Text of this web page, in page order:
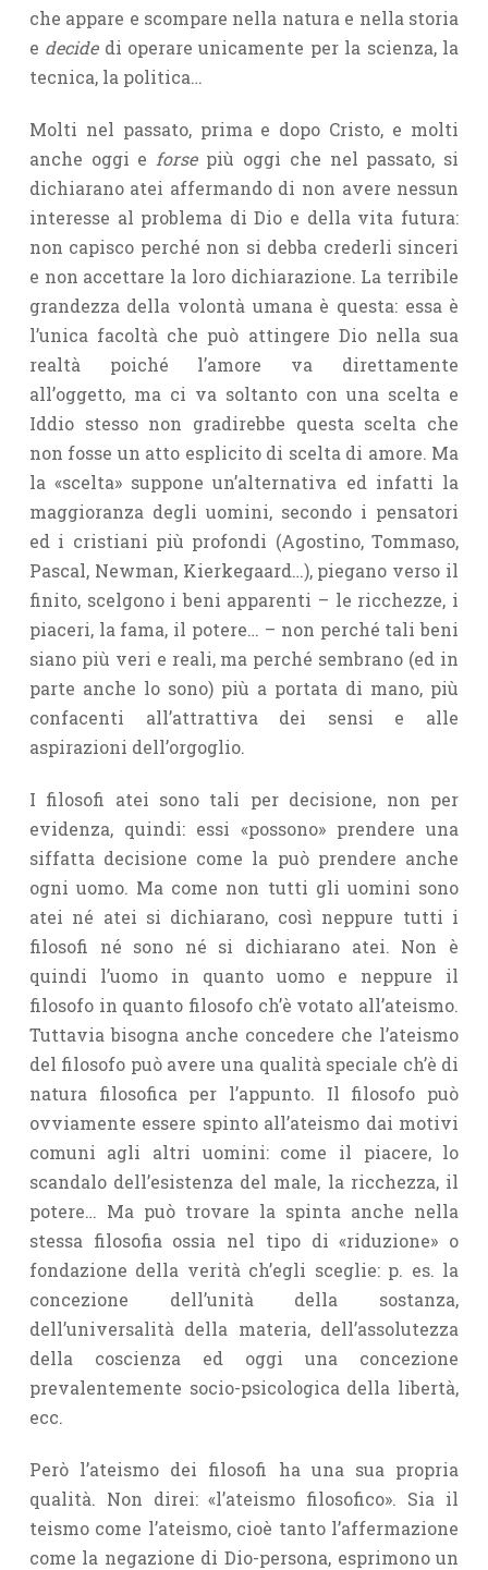
che appare e scompare nella natura e nella storia
e decidedi operare unicamente per la scienza, la
tecnica, la politica…
Molti nel passato, prima e dopo Cristo, e molti
anche oggi e forsepiù oggi che nel passato, si
dichiarano atei affermando di non avere nessun
interesse al problema di Dio e della vita futura:
non capisco perché non si debba crederli sinceri
e non accettare la loro dichiarazione. La terribile
grandezza della volontà umana è questa: essa è
l’unica facoltà che può attingere Dio nella sua
realtà poiché l’amore va direttamente
all’oggetto, ma ci va soltanto con una scelta e
Iddio stesso non gradirebbe questa scelta che
non fosse un atto esplicito di scelta di amore. Ma
la «scelta» suppone un’alternativa ed infatti la
maggioranza degli uomini, secondo i pensatori
ed i cristiani più profondi (Agostino, Tommaso,
Pascal, New­man, Kierkegaard…), piegano verso il
finito, scelgono i beni apparenti – le ricchezze, i
piaceri, la fama, il potere… – non perché tali beni
siano più veri e reali, ma perché sembrano (ed in
parte anche lo sono) più a portata di mano, più
confacenti all’attrattiva dei sensi e alle
aspirazioni dell’orgoglio.
I filosofi atei sono tali per decisione, non per
evidenza, quindi: essi «possono» prendere una
siffatta decisione come la può prendere anche
ogni uomo. Ma come non tutti gli uomini sono
atei né atei si dichiarano, così neppure tutti i
filosofi né sono né si dichiarano atei. Non è
quindi l’uomo in quanto uomo e neppure il
filosofo in quanto filosofo ch’è votato all’ateismo.
Tuttavia bisogna anche concedere che l’ateismo
del filosofo può avere una qualità speciale ch’è di
natura filosofica per l’appun­to. Il filosofo può
ovviamente essere spinto all’ateismo dai motivi
comuni agli altri uomini: come il piacere, lo
scandalo dell’esistenza del male, la ricchezza, il
potere… Ma può trovare la spinta anche nella
stessa filosofia ossia nel tipo di «riduzione» o
fondazione della verità ch’egli sceglie: p. es. la
concezione dell’unità della sostanza,
dell’universalità della mate­ria, dell’assolutezza
della coscienza ed oggi una concezione
prevalentemen­te socio-psicologica della libertà,
ecc.
Però l’ateismo dei filosofi ha una sua propria
qualità. Non direi: «l’ateismo filosofico». Sia il
teismo come l’ateismo, cioè tanto l’afferma­zione
come la negazione di Dio-persona, esprimono un